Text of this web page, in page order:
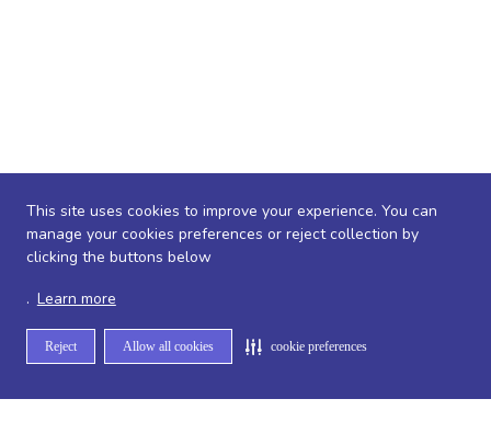
This site uses cookies to improve your experience. You can
manage your cookies preferences or reject collection by
clicking the buttons below
. Learn more
Reject Allow all cookies cookie preferences